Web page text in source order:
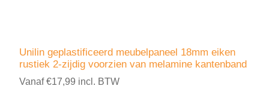
Unilin geplastificeerd meubelpaneel 18mm eiken
rustiek 2-zijdig voorzien van melamine kantenband
Vanaf €17,99 incl. BTW